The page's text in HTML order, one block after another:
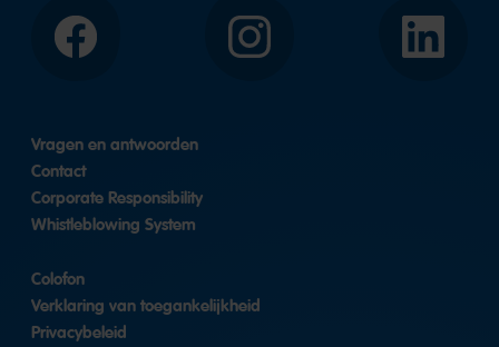
Facebook Instagram LinkedIn
Vragen en antwoorden
Contact
Corporate Responsibility
Whistleblowing System
Colofon
Verklaring van toegankelijkheid
Privacybeleid